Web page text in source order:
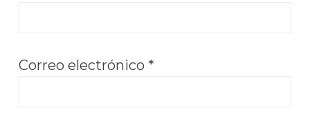
Correo electrónico *